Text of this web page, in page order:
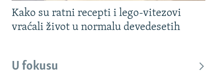
Kako su ratni recepti i lego-vitezovi
vraćali život u normalu devedesetih
U fokusu